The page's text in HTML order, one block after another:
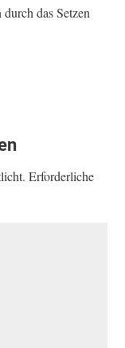
das Setzen
Erforderliche